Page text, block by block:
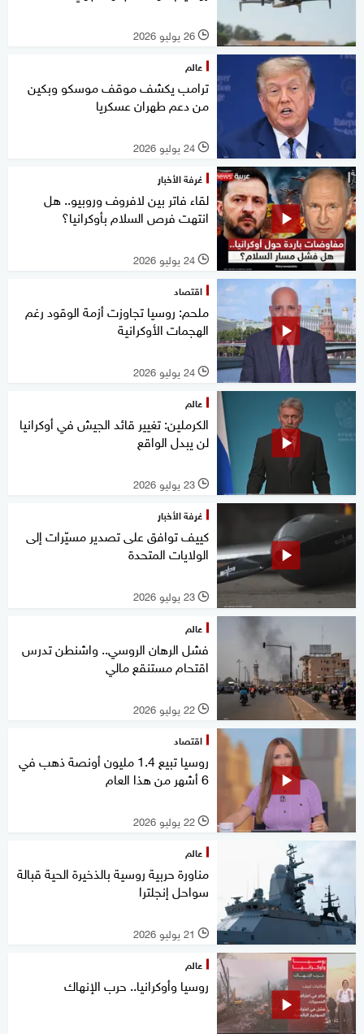
l 26 يوليو 2026
عالم
ترامب يكشف موقف موسكو وبكين
من دعم طهران عسكريا
l 24 يوليو 2026
غرفة الأخبار
لقاء فاتر بين لافروف وروبيو.. هل
انتهت فرص السلام بأوكرانيا؟
l 24 يوليو 2026
اقتصاد
ملحم: روسيا تجاوزت أزمة الوقود رغم
الهجمات الأوكرانية
l 24 يوليو 2026
عالم
الكرملين: تغيير قائد الجيش في أوكرانيا
لن يبدل الواقع
l 23 يوليو 2026
غرفة الأخبار
كييف توافق على تصدير مسيّرات إلى
الولايات المتحدة
l 23 يوليو 2026
عالم
فشل الرهان الروسي.. واشنطن تدرس
اقتحام مستنقع مالي
l 22 يوليو 2026
اقتصاد
روسيا تبيع 1.4 مليون أونصة ذهب في
6 أشهر من هذا العام
l 22 يوليو 2026
عالم
مناورة حربية روسية بالذخيرة الحية قبالة
سواحل إنجلترا
l 21 يوليو 2026
عالم
روسيا وأوكرانيا.. حرب الإنهاك